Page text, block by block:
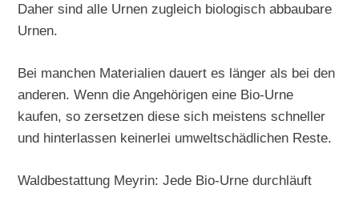
Daher sind alle Urnen zugleich biologisch abbaubare
Urnen.
Bei manchen Materialien dauert es länger als bei den
anderen. Wenn die Angehörigen eine Bio-Urne
kaufen, so zersetzen diese sich meistens schneller
und hinterlassen keinerlei umweltschädlichen Reste.
Waldbestattung Meyrin: Jede Bio-Urne durchläuft